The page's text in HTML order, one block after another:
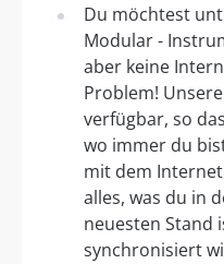
Du möchtest
Modular -
aber keine
Problem!
verfügbar, so
wo immer du
mit dem
alles, was du in
neuesten Stand
synchronisiert